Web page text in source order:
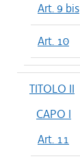
Art. 9 bis
Art. 10
TITOLO II
CAPO I
Art. 11